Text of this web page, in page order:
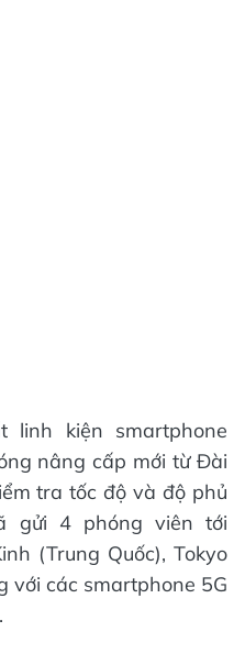
linh kiện smartphone
nâng cấp mới từ Đài
tra tốc độ và độ phủ
gửi 4 phóng viên tới
(Trung Quốc), Tokyo
với các smartphone 5G